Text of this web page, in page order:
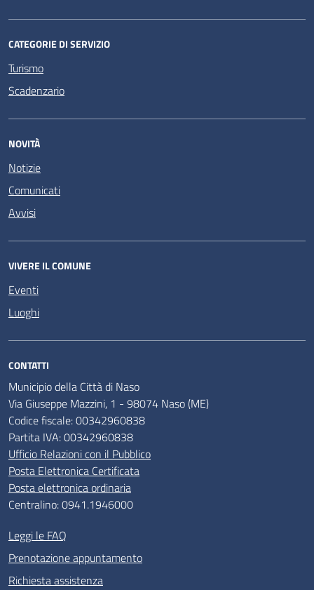
CATEGORIE DI SERVIZIO
Turismo
Scadenzario
NOVITÀ
Notizie
Comunicati
Avvisi
VIVERE IL COMUNE
Eventi
Luoghi
CONTATTI
Municipio della Città di Naso
Via Giuseppe Mazzini, 1 - 98074 Naso (ME)
Codice fiscale: 00342960838
Partita IVA: 00342960838
Ufficio Relazioni con il Pubblico
Posta Elettronica Certificata
Posta elettronica ordinaria
Centralino: 0941.1946000
Leggi le FAQ
Prenotazione appuntamento
Richiesta assistenza